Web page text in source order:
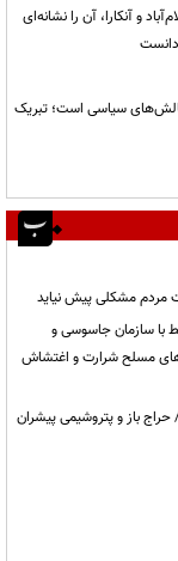
و آنکارا، آن را نشانه‌ای
سیاسی است؛ تبریک
مردم مشکلی پیش نیاید
نفر از مزدوران مرتبط با سازمان جاسوسی و
۴ نفر از اعضای باندهای مسلح شرارت و اغتشاش
کالا / حراج باز و پتروشیمی پیشران